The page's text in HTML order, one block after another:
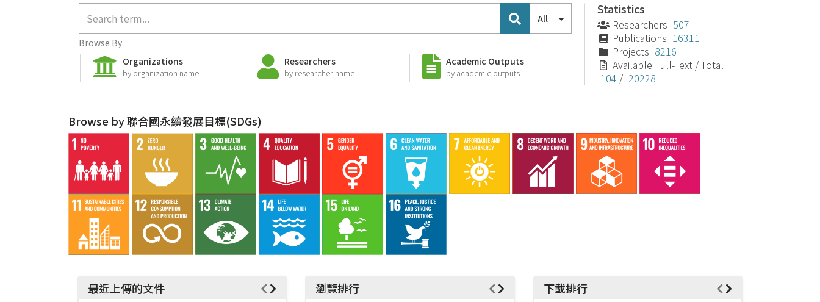
All
Browse By
Organizations
by organization name
Researchers
by researcher name
Academic Outputs
by academic outputs
Statistics
Researchers 507
Publications 16311
Projects 8216
Available Full-Text / Total
104 / 20228
Browse by 聯合國永續發展目標(SDGs)
最近上傳的文件 瀏覽排行 下載排行